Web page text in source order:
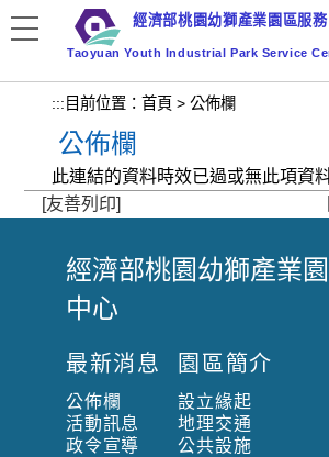
要
容
區
塊
經濟部桃園幼獅產業園區服
Taoyuan Youth Industrial Park Service
::: 目前位置： 首頁 > 公佈欄
公佈欄
此連結的資料時效已過或無此項資
[友善列印]
:
:
經濟部桃園幼獅產業
中心
最新消息
公佈欄
活動訊息
政令宣導
園區簡介
設立緣起
地理交通
公共設施